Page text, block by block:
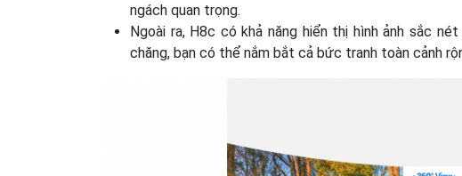
ngách quan trọng.
Ngoài ra, H8c có khả năng hiển thị hình ảnh sắc
chăng, bạn có thể nắm bắt cả bức tranh toàn cảnh